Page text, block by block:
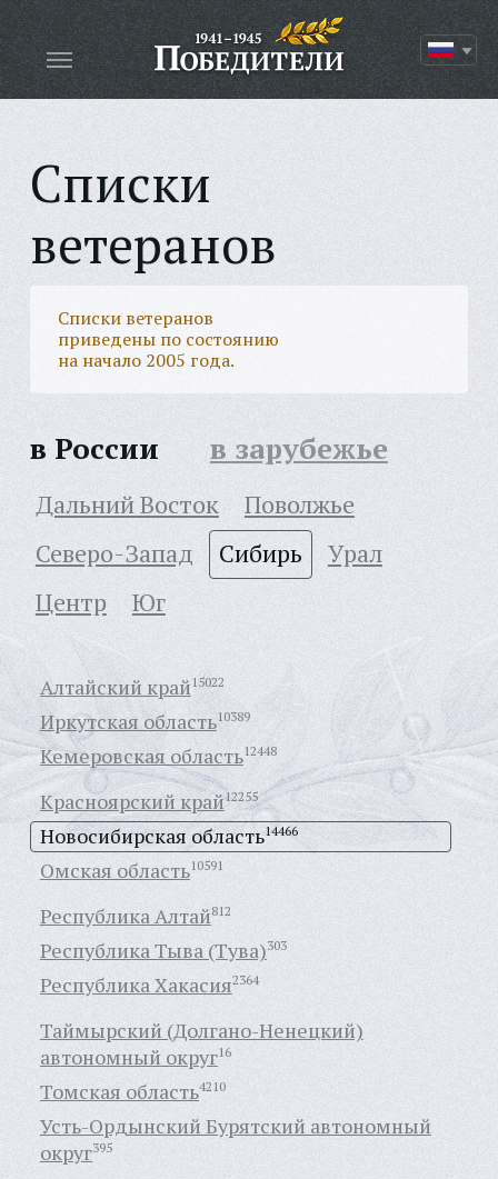
Списки
ветеранов
Списки ветеранов
приведены по состоянию
на начало 2005 года.
в России в зарубежье
Дальний Восток
Поволжье
Северо-Запад
Сибирь
Урал
Центр
Юг
Алтайский край15022
Иркутская область10389
Кемеровская область12448
Красноярский край12255
Новосибирская область14466
Омская область10591
Республика Алтай812
Республика Тыва (Тува)303
Республика Хакасия2364
Таймырский (Долгано-Ненецкий)
автономный округ16
Томская область4210
Усть-Ордынский Бурятский автономный
округ395